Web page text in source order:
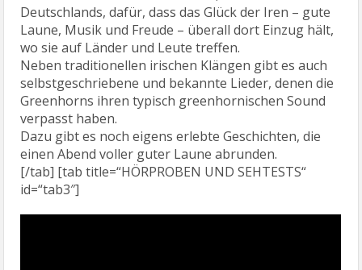
Deutschlands, dafür, dass das Glück der Iren – gute
Laune, Musik und Freude – überall dort Einzug hält,
wo sie auf Länder und Leute treffen.
Neben traditionellen irischen Klängen gibt es auch
selbstgeschriebene und bekannte Lieder, denen die
Greenhorns ihren typisch greenhornischen Sound
verpasst haben.
Dazu gibt es noch eigens erlebte Geschichten, die
einen Abend voller guter Laune abrunden.
[/tab] [tab title=“HÖRPROBEN UND SEHTESTS“
id=“tab3″]